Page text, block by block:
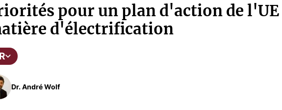
pour un plan d'action de l'UE
d'électrification
Dr. André Wolf